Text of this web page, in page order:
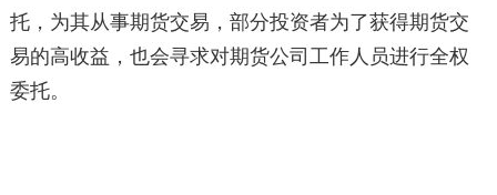
托，为其从事期货交易，部分投资者为了获得期货交
易的高收益，也会寻求对期货公司工作人员进行全权
委托。